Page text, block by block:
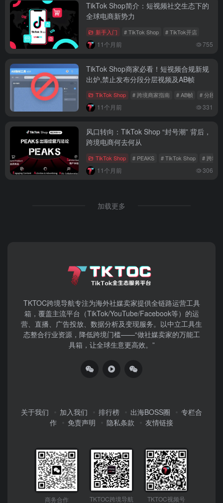
TikTok Shop简介：短视频社交生态下的
全球电商新势力
新手入门 # TikTok Shop # TikTok开店
11个月前 755
TikTok Shop商家必看！短视频合规新规
出炉,禁止发布分段分层视频及AB帧
TikTok Shop # 跨境商家指南 # AB帧 # 分段分
11个月前 331
风口转向：TikTok Shop “封号潮” 背后，
跨境电商何去何从
TikTok Shop # PEAKS # TikTok Shop # 跨境
11个月前 306
加载更多
TKTOC跨境导航​专注为海外社媒卖家提供全链路运营工具
箱，覆盖主流平台（TikTok/YouTube/Facebook等）​的运
营、直播、广告投放、数据分析及变现服务。以中立工具生
态整合行业资源，降低跨境门槛——“做社媒卖家的万能工
具箱，让全球生意更高效。”
关于我们 加入我们 排行榜 出海BOSS圈
专栏合
作
免责声明 隐私条款 友情链接
商务合作 TKTOC跨境导航 TKTOC视频号